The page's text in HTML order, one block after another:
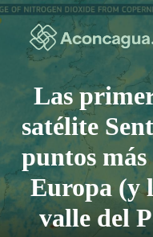
Saltar
contenido
Las
satélite
puntos
Europa (y
valle del